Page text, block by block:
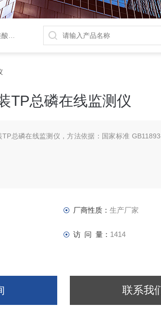
极
TP总磷在线监测仪
TP总磷在线监测仪，方法依据：国家标准
厂商性质： 生产厂家
访 问 量： 1414
联系我